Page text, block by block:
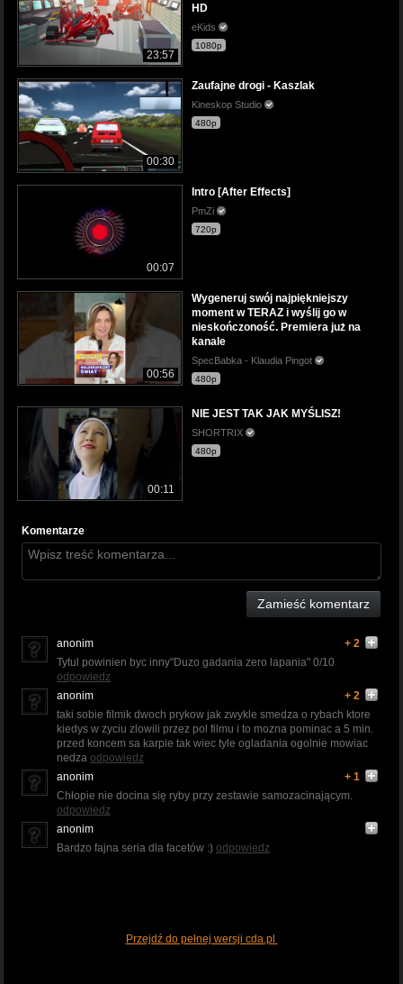
23:57
HD
eKids
1080p
00:30
Zaufajne drogi - Kaszlak
Kineskop Studio
480p
00:07
Intro [After Effects]
PmZi
720p
00:56
Wygeneruj swój najpiękniejszy
moment w TERAZ i wyślij go w
nieskończoność. Premiera już na
kanale
SpecBabka - Klaudia Pingot
480p
00:11
NIE JEST TAK JAK MYŚLISZ!
SHORTRIX
480p
Komentarze
Zamieść komentarz
anonim
+ 2
Tytul powinien byc inny"Duzo gadania zero lapania" 0/10
odpowiedz
anonim
+ 2
taki sobie filmik dwoch prykow jak zwykle smedza o rybach ktore
kiedys w zyciu zlowili przez pol filmu i to mozna pominac a 5 min.
przed koncem sa karpie tak wiec tyle ogladania ogolnie mowiac
nedza odpowiedz
anonim
+ 1
Chłopie nie docina się ryby przy zestawie samozacinającym.
odpowiedz
anonim
Bardzo fajna seria dla facetów :) odpowiedz
Przejdź do pełnej wersji cda.pl